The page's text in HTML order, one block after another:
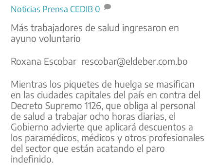
Noticias Prensa CEDIB 0
Más trabajadores de salud ingresaron en
ayuno voluntario
Roxana Escobar rescobar@eldeber.com.bo
Mientras los piquetes de huelga se masifican
en las ciudades capitales del país en contra del
Decreto Supremo 1126, que obliga al personal
de salud a trabajar ocho horas diarias, el
Gobierno advierte que aplicará descuentos a
los paramédicos, médicos y otros profesionales
del sector que están acatando el paro
indefinido.